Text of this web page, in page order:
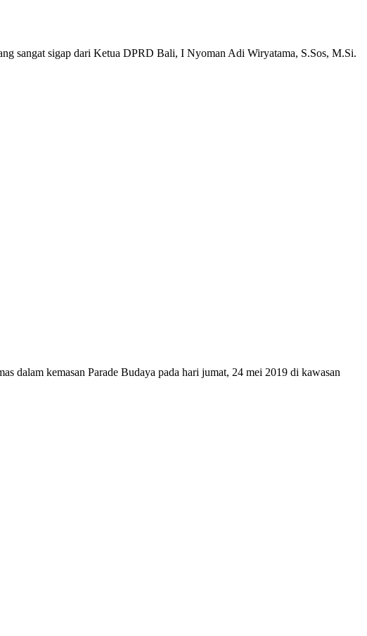
sangat sigap dari Ketua DPRD Bali, I Nyoman Adi Wiryatama, S.Sos, M.Si.
kemasan Parade Budaya pada hari jumat, 24 mei 2019 di kawasan